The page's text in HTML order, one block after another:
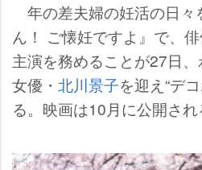
年の差夫婦の妊活の日々
ん！ ご懐妊ですよ』で、俳
主演を務めることが27日
女優・ 北川景子を迎え“デ
る。映画は10月に公開され